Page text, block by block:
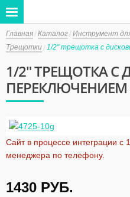
Главная Каталог Инструмент
Трещотки 1/2" трещотка с
1/2" ТРЕЩОТКА
ПЕРЕКЛЮЧЕНИЕМ
Сайт в процессе интеграции с
менеджера по телефону.
1430 РУБ.